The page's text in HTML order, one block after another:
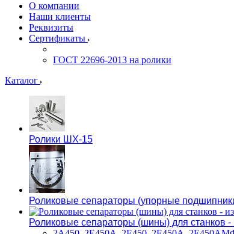
О компании
Наши клиенты
Реквизиты
Сертификаты
ГОСТ 22696-2013 на ролики
Каталог
Ролики ШХ-15
Роликовые сепараторы (упорные
Роликовые сепараторы (шины) для станков -